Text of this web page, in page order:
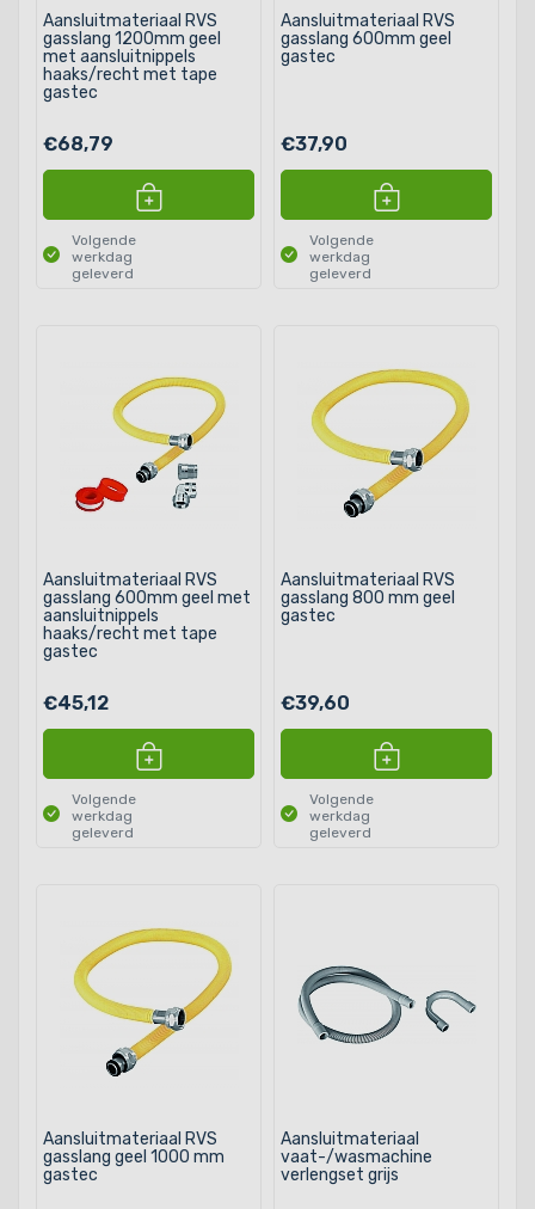
Aansluitmateriaal RVS
gasslang 1200mm geel
met aansluitnippels
haaks/recht met tape
gastec
€68,79
Volgende
werkdag
geleverd
Aansluitmateriaal RVS
gasslang 600mm geel
gastec
€37,90
Volgende
werkdag
geleverd
Aansluitmateriaal RVS
gasslang 600mm geel met
aansluitnippels
haaks/recht met tape
gastec
€45,12
Volgende
werkdag
geleverd
Aansluitmateriaal RVS
gasslang 800 mm geel
gastec
€39,60
Volgende
werkdag
geleverd
Aansluitmateriaal RVS
gasslang geel 1000 mm
gastec
Aansluitmateriaal
vaat-/wasmachine
verlengset grijs